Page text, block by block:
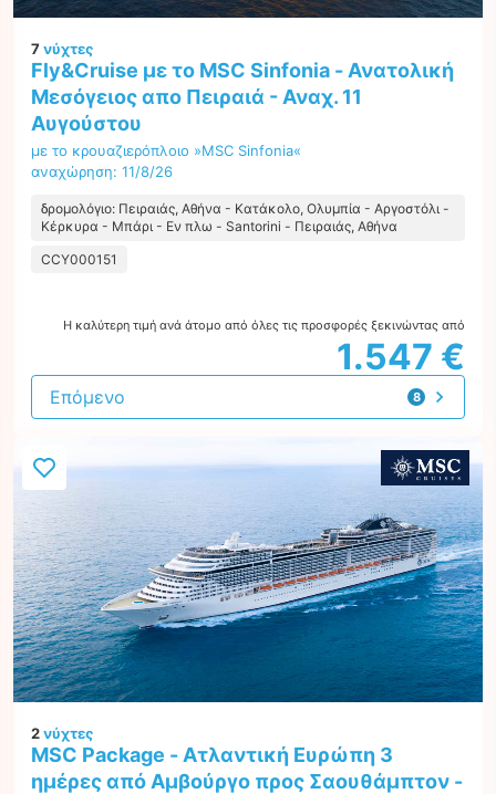
7νύχτες
Fly&Cruise με το MSC Sinfonia - Ανατολική
Μεσόγειος απο Πειραιά - Αναχ. 11
Αυγούστου
με το κρουαζιερόπλοιο »MSC Sinfonia«
αναχώρηση: 11/8/26
δρομολόγιο: Πειραιάς, Αθήνα - Κατάκολο, Ολυμπία - Αργοστόλι -
Κέρκυρα - Μπάρι - Εν πλω - Santorini - Πειραιάς, Αθήνα
CCY000151
Η καλύτερη τιμή ανά άτομο από όλες τις προσφορές ξεκινώντας από
1.547 €
8
προτάσεις
Επόμενο
2νύχτες
MSC Package - Ατλαντική Ευρώπη 3
ημέρες από Αμβούργο προς Σαουθάμπτον -